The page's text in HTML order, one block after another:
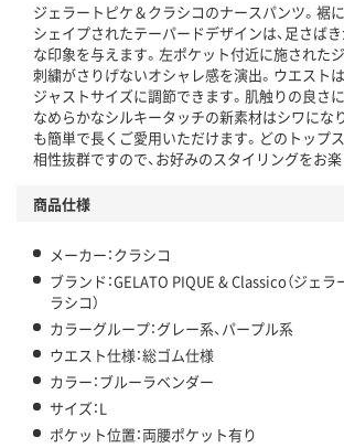
ジェラートピケ＆クラシコのナースパンツ。裾
シェイプされたテーパードデザインは、足さば
な印象を与えます。左ポケット付近に施された
刺繍がさりげないオシャレ感を演出。ウエスト
ジャストサイズに調節できます。肌触りの良さ
なめらかなシルキータッチの新素材はシワにな
も簡単で長くご愛用いただけます。どのトップ
相性抜群ですので、お好みのスタイリングをお楽
商品仕様
メーカー：クラシコ
ブランド：GELATO PIQUE & Classico（ジェ
ラシコ）
カラーグループ：グレー系、パープル系
ウエスト仕様：総ゴム仕様
カラー：ブルーラベンダー
サイズ：L
ポケット位置：両腰ポケット有り